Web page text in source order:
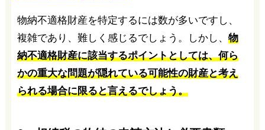
物納不適格財産を特定するには数が多いですし、
複雑であり、難しく感じるでしょう。しかし、 物
納不適格財産に該当するポイントとしては、何ら
かの重大な問題が隠れている可能性の財産と考え
られる場合に限ると言えるでしょう。